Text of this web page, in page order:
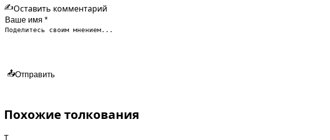
✍️Оставить комментарий
📤Отправить
Похожие толкования